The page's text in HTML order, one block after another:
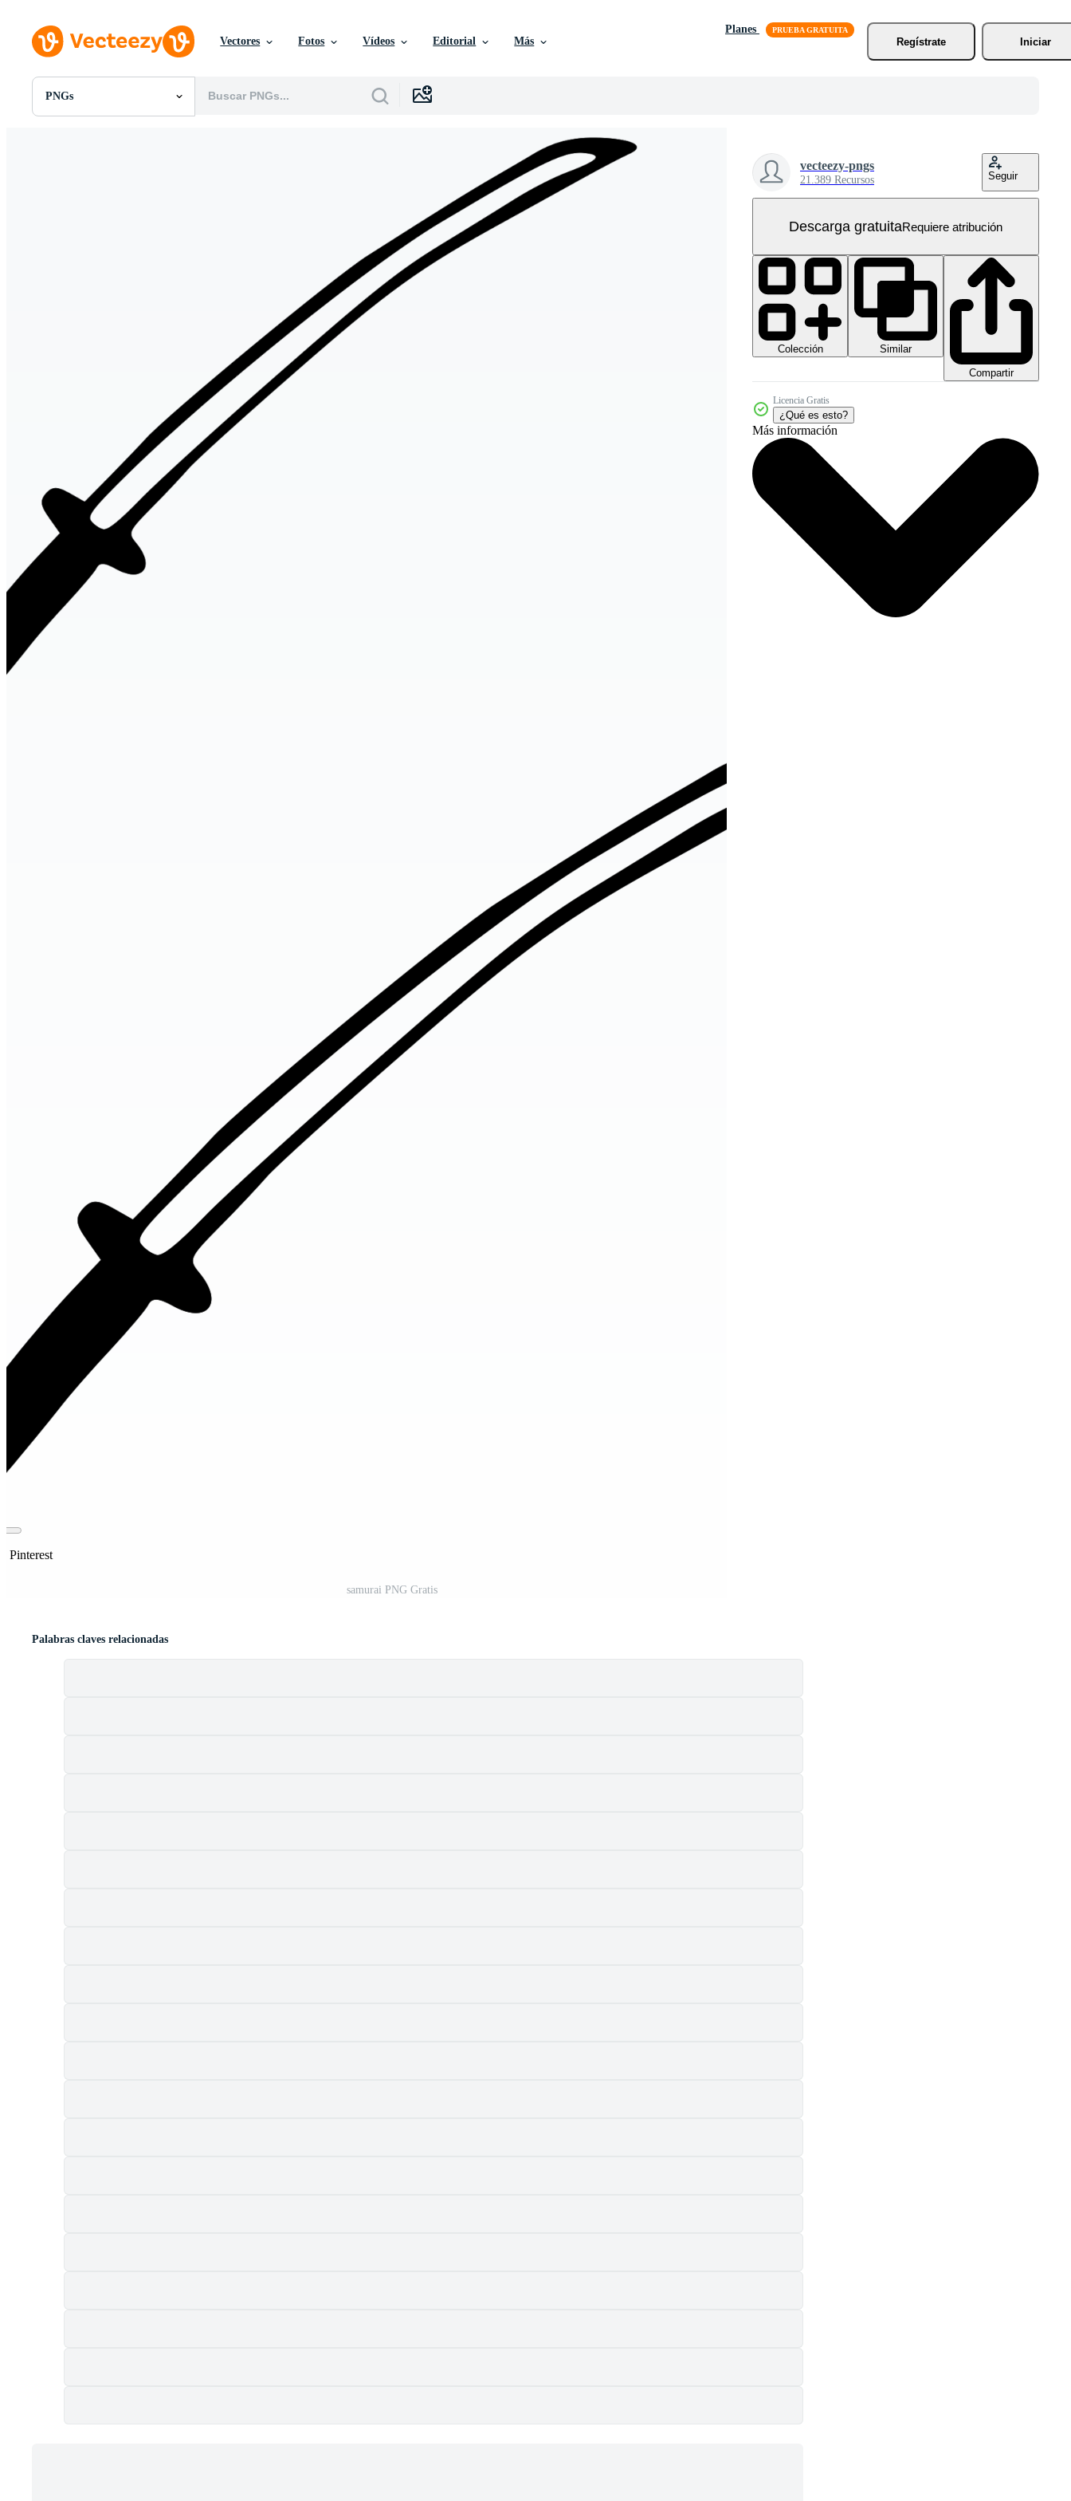
Vectores Fotos Vídeos Editorial Más
Planes
Regístrate
Iniciar
PNGs
Todas Imágenes
Pinterest
samurai PNG Gratis
vecteezy-pngs
21.389 Recursos Seguir
Descarga gratuitaRequiere atribución
Colección
Similar
Compartir
Licencia Gratis
¿Qué es esto?
Más información
Palabras claves relacionadas